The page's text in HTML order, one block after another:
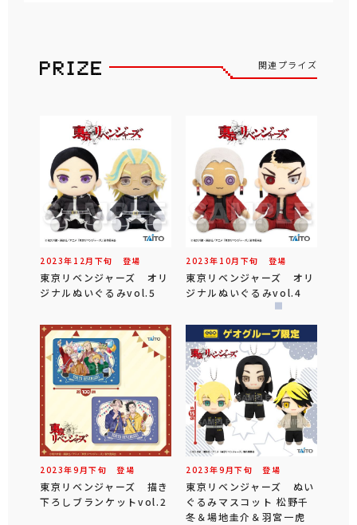
関連プライズ
2023年 12 月 下旬 登場
東京リベンジャーズ オリ
ジナルぬいぐるみvol.5
2023年 10月 下旬 登場
東京リベンジャーズ オリ
ジナルぬいぐるみvol.4
2023年9 月下旬 登場
東京リベンジャーズ 描き
下ろしブランケットvol.2
2023年9 月下旬 登場
東京リベンジャーズ ぬい
ぐるみマスコット 松野千
冬＆場地圭介＆羽宮一虎